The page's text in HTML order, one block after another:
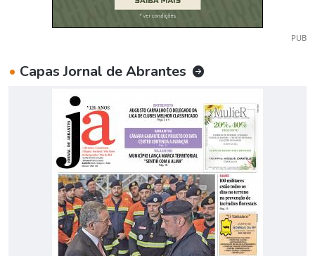
PUB
• Capas Jornal de Abrantes